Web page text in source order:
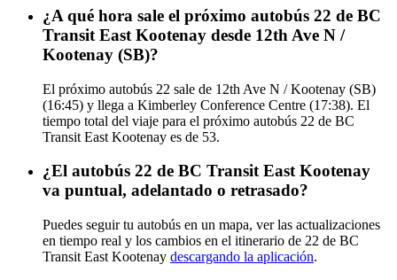
¿A qué hora sale el próximo autobús 22 de BC
Transit East Kootenay desde 12th Ave N /
Kootenay (SB)?
El próximo autobús 22 sale de 12th Ave N / Kootenay (SB)
(16:45) y llega a Kimberley Conference Centre (17:38). El
tiempo total del viaje para el próximo autobús 22 de BC
Transit East Kootenay es de 53.
¿El autobús 22 de BC Transit East Kootenay
va puntual, adelantado o retrasado?
Puedes seguir tu autobús en un mapa, ver las actualizaciones
en tiempo real y los cambios en el itinerario de 22 de BC
Transit East Kootenay descargando la aplicación.